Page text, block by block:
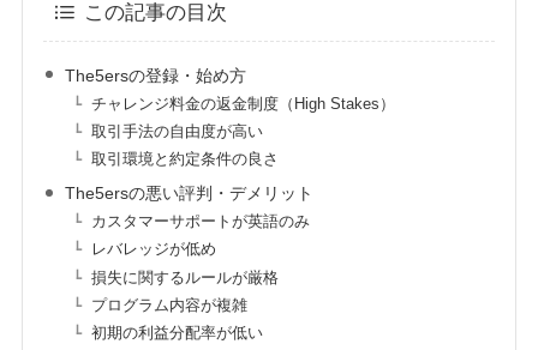
この記事の目次
The5ersの登録・始め方
チャレンジ料金の返金制度（High Stakes）
取引手法の自由度が高い
取引環境と約定条件の良さ
The5ersの悪い評判・デメリット
カスタマーサポートが英語のみ
レバレッジが低め
損失に関するルールが厳格
プログラム内容が複雑
初期の利益分配率が低い